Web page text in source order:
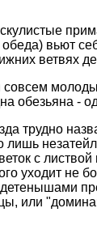
вьют
ветвях
обезьяна -
трудно
лишь
с
уходит не
или